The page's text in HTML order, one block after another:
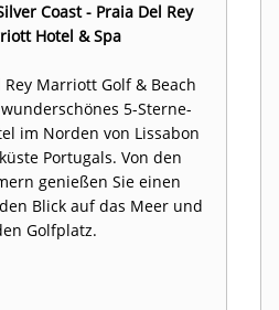
Coast - Praia Del Rey
Hotel & Spa
Rey Marriott Golf & Beach
5-Sterne-
im Norden von Lissabon
Portugals. Von den
genießen Sie einen
Blick auf das Meer und
Golfplatz.